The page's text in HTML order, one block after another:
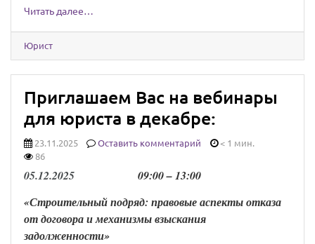
Читать далее…
Юрист
Приглашаем Вас на вебинары
для юриста в декабре:
23.11.2025 Оставить комментарий
< 1 мин.
86
05.12.2025 09:00 –13:00
«Строительный подряд: правовые аспекты отказа
от договора и механизмы взыскания
задолженности»